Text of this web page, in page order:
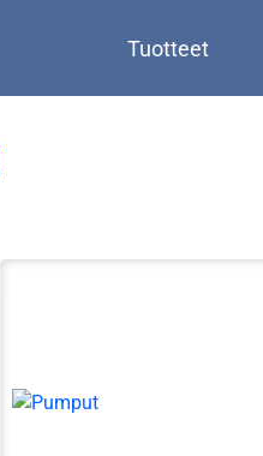
Tuotteet